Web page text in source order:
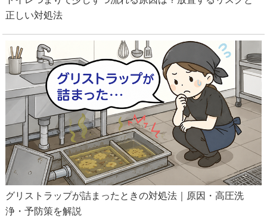
正しい対処法
グリストラップが詰まったときの対処法｜原因・高圧洗
浄・予防策を解説